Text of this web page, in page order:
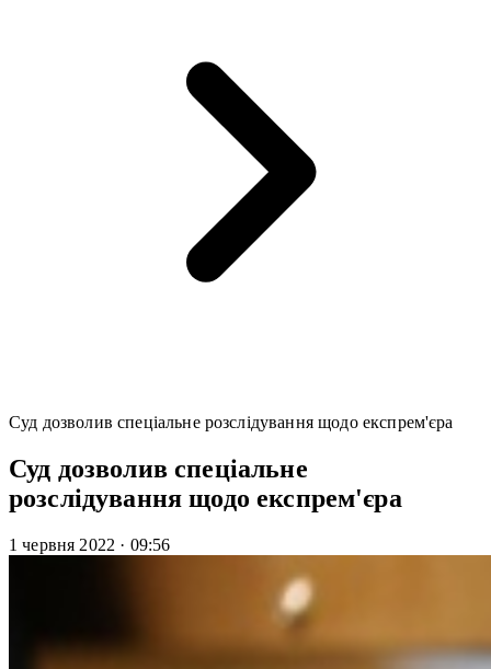
Суд дозволив спеціальне розслідування щодо експрем'єра
Суд дозволив спеціальне
розслідування щодо експрем'єра
1 червня 2022 · 09:56